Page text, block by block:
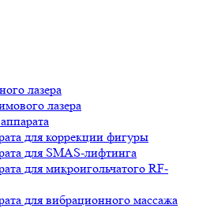
лазера
лазера
для коррекции фигуры
для SMAS-лифтинга
для микроигольчатого RF-
для вибрационного массажа